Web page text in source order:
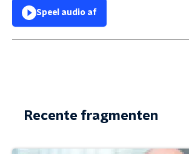
Speel audio af
Recente fragmenten